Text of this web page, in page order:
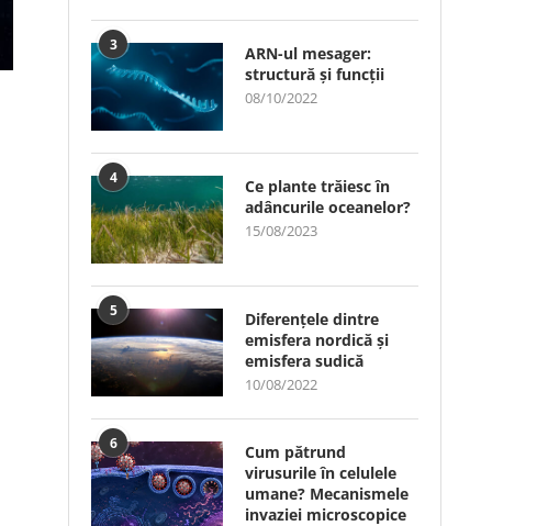
3
ARN-ul mesager:
structură și funcții
08/10/2022
4
Ce plante trăiesc în
adâncurile oceanelor?
15/08/2023
5
Diferențele dintre
emisfera nordică și
emisfera sudică
10/08/2022
6
Cum pătrund
virusurile în celulele
umane? Mecanismele
invaziei microscopice